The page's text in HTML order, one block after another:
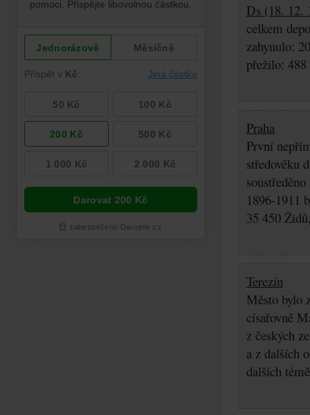
Ds (18. 12.
celkem
zahynulo:
přežilo: 488
Praha
První
středověku
1896-1911
35 450
Terezín
Město bylo
císařovně
z českých
a z dalších
dalších